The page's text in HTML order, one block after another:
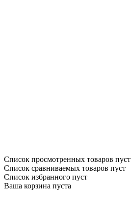
Список просмотренных товаров пуст
Список сравниваемых товаров пуст
Список избранного пуст
Ваша корзина пуста